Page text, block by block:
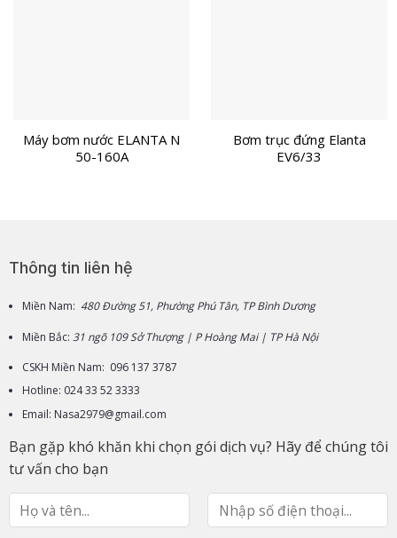
Máy bơm nước ELANTA N
50-160A
Bơm trục đứng Elanta
EV6/33
Thông tin liên hệ
Miền Nam: 480 Đường 51, Phường Phú Tân, TP Bình Dương
Miền Bắc: 31 ngõ 109 Sở Thượng | P Hoàng Mai | TP Hà Nội
CSKH Miền Nam: 096 137 3787
Hotline: 024 33 52 3333
Email: Nasa2979@gmail.com
Bạn gặp khó khăn khi chọn gói dịch vụ? Hãy để chúng tôi
tư vấn cho bạn